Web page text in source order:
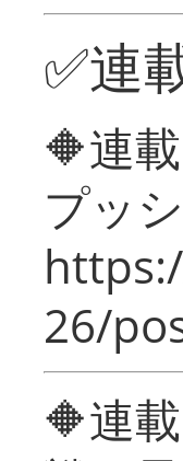
✅連
🔶連
プッ
26/
🔶連